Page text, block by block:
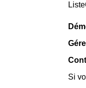
Si